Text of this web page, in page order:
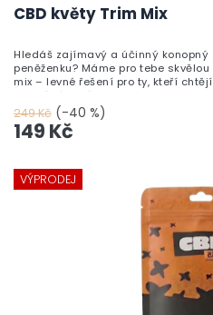
CBD květy Trim Mix
249 Kč (-40 %)
149 Kč
Hledáš zajímavý a účinný
peněženku? Máme pro tebe
mix – levné řešení pro ty, kteří
zbytečného přepychu.
VÝPRODEJ